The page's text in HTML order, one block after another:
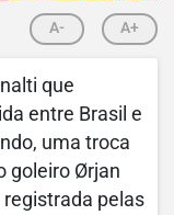
A- A+
que
entre Brasil e
uma troca
goleiro Ørjan
pelas